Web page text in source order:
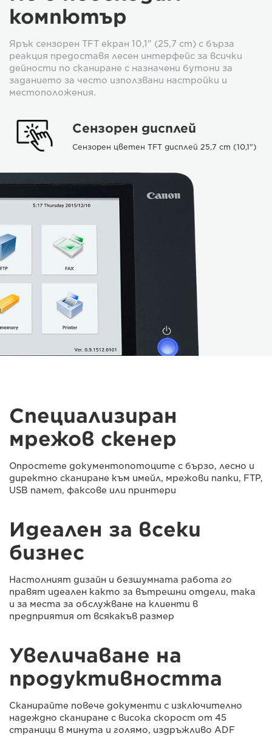
компютър
Ярък сензорен TFT екран 10,1" (25,7 cm) с бърза
реакция предоставя лесен интерфейс за всички
дейности по сканиране с назначени бутони за
заданието за често използвани настройки и
местоположения.
Сензорен дисплей
Сензорен цветен TFT дисплей 25,7 cm (10,1")
Специализиран
мрежов скенер
Опростете документопотоците с бързо, лесно и
директно сканиране към имейл, мрежови папки, FTP,
USB памет, факсове или принтери
Идеален за всеки
бизнес
Настолният дизайн и безшумната работа го
правят идеален както за вътрешни отдели, така
и за места за обслужване на клиенти в
предприятия от всякакъв размер
Увеличаване на
продуктивността
Сканирайте повече документи с изключително
надеждно сканиране с висока скорост от 45
страници в минута и голямо, издръжливо ADF